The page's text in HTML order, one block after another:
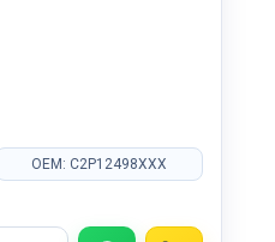
OEM: C2P12498XXX